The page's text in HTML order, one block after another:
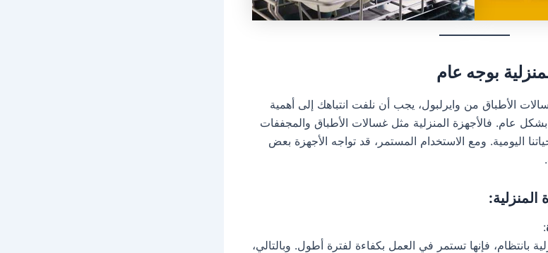
بوجه عام
الأطباق من وايرلبول، يجب أن نلفت انتباهك إلى أهمية
بشكل عام. فالأجهزة المنزلية مثل غسالات الأطباق والمجففات
اليومية. ومع الاستخدام المستمر، قد تواجه الأجهزة بعض
المنزلية:
:
بانتظام، فإنها تستمر في العمل بكفاءة لفترة أطول. وبالتالي،